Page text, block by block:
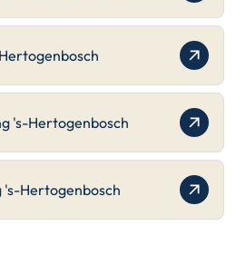
's-Hertogenbosch
's-Hertogenbosch